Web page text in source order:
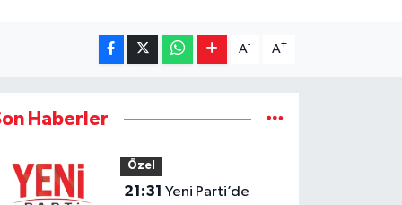
A- A+
Haberler
Özel
21:31